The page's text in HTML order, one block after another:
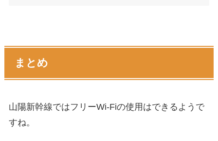
まとめ
山陽新幹線ではフリーWi-Fiの使用はできるようで
すね。